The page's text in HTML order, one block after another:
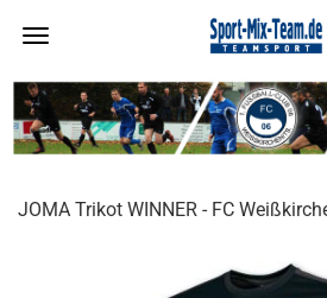
JOMA Trikot WINNER - FC